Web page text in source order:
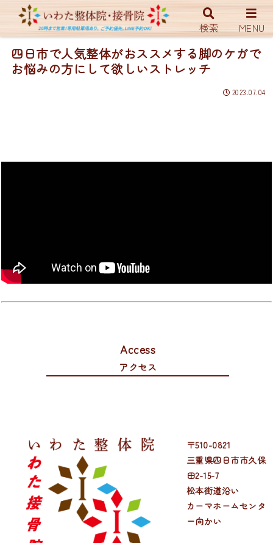
ホーム YouTUBE
四日市で人気整体がおススメする脚のケガで
お悩みの方にして欲しいストレッチ
2023.07.04
Access
アクセス
〒510-0821
三重県四日市市久保
田2-15-7
松本街道沿い
カーマホームセンタ
ー向かい
検索 MENU